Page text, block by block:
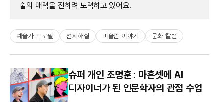
술의 매력을 전하려 노력하고 있어요.
예술가 프로필 전시해설 미술관 이야기 문화 칼럼
슈퍼 개인 조명훈 : 마흔셋에 AI
디자이너가 된 인문학자의 관점 수업